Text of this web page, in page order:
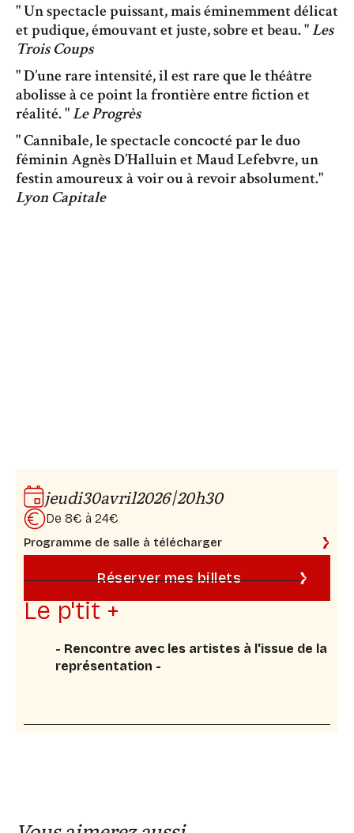
" Un spectacle puissant, mais éminemment délicat
et pudique, émouvant et juste, sobre et beau. "Les
Trois Coups
" D’une rare intensité, il est rare que le théâtre
abolisse à ce point la frontière entre fiction et
réalité. "Le Progrès
" Cannibale, le spectacle concocté par le duo
féminin Agnès D’Halluin et Maud Lefebvre, un
festin amoureux à voir ou à revoir absolument."
Lyon Capitale‍
Stanislas Heller
Lumière :Valentin Paul
Régie générale :Guy Catoire
jeudi30avril2026|20h30
De 8€ à 24€
Programme de salle à télécharger
Réserver mes billets
Le p'tit +
- Rencontre avec les artistes à l'issue de la
représentation -